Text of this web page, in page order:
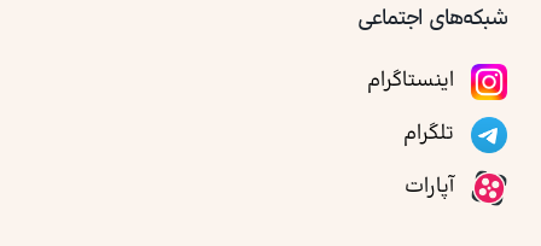
شبکه‌های اجتماعی
اینستاگرام
تلگرام
آپارات